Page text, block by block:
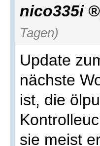
nico335i
Tagen)
Update
nächste
ist, die
sie meist